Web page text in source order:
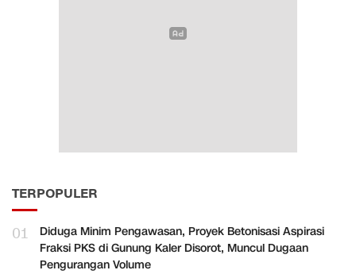
TERPOPULER
01
Diduga Minim Pengawasan, Proyek Betonisasi Aspirasi
Fraksi PKS di Gunung Kaler Disorot, Muncul Dugaan
Pengurangan Volume